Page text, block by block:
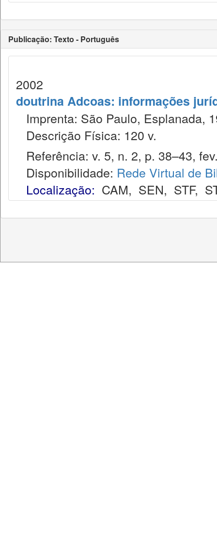
Publicação: Texto - Português
2002
doutrina Adcoas: informações
Imprenta: São Paulo, Esplanada,
Descrição Física: 120 v.
Referência: v. 5, n. 2, p. 38–43,
Disponibilidade: Rede Virtual de
Localização: CAM, SEN, STF,